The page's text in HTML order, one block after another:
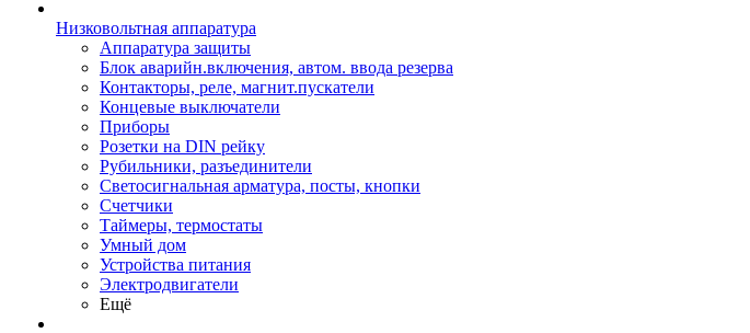
Низковольтная аппаратура
Аппаратура защиты
Блок аварийн.включения, автом. ввода резерва
Контакторы, реле, магнит.пускатели
Концевые выключатели
Приборы
Розетки на DIN рейку
Рубильники, разъединители
Светосигнальная арматура, посты, кнопки
Счетчики
Таймеры, термостаты
Умный дом
Устройства питания
Электродвигатели
Ещё